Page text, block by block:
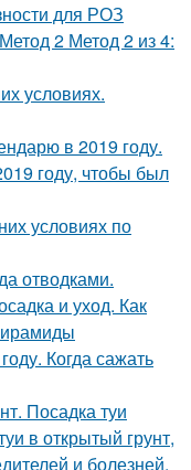
для РОЗ
2 Метод 2 из 4:
условиях.
в 2019 году.
году, чтобы был
условиях по
отводками.
и уход. Как
Когда сажать
Посадка туи
в открытый грунт,
и болезней,